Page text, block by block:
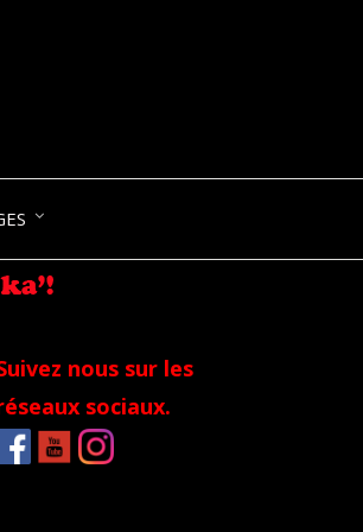
nous sur les
sociaux.